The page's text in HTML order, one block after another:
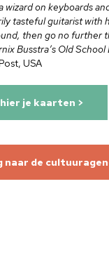
wizard on keyboards
tasteful guitarist with
then go no further
Busstra’s Old School
USA
hier je kaarten >
naar de